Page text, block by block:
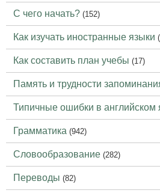
С чего начать? (152)
Как изучать иностранные языки
Как составить план учебы (17)
Память и трудности
Типичные ошибки в английском
Грамматика (942)
Словообразование (282)
Переводы (82)